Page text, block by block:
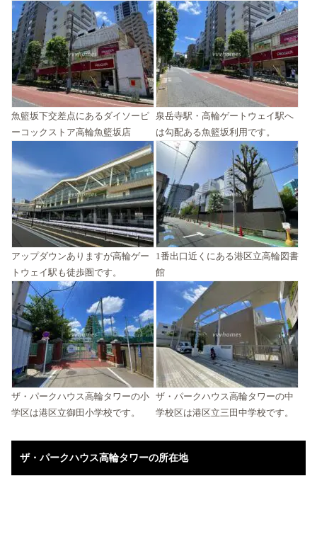
魚籃坂下交差点にあるダイソーピ
ーコックストア高輪魚籃坂店
泉岳寺駅・高輪ゲートウェイ駅へ
は勾配ある魚籃坂利用です。
アップダウンありますが高輪ゲー
トウェイ駅も徒歩圏です。
1番出口近くにある港区立高輪図書
館
ザ・パークハウス高輪タワーの小
学区は港区立御田小学校です。
ザ・パークハウス高輪タワーの中
学校区は港区立三田中学校です。
ザ・パークハウス高輪タワーの所在地